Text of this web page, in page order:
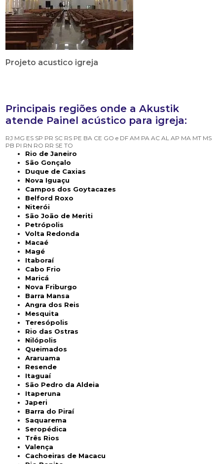
Projeto acustico igreja
Principais regiões onde a Akustik
atende Painel acústico para igreja:
RJ MG ES SP PR SC RS PE BA CE GO e DF AM PA AC AL AP MA MT MS
PB PI RN RO RR SE TO
Rio de Janeiro
São Gonçalo
Duque de Caxias
Nova Iguaçu
Campos dos Goytacazes
Belford Roxo
Niterói
São João de Meriti
Petrópolis
Volta Redonda
Macaé
Magé
Itaboraí
Cabo Frio
Maricá
Nova Friburgo
Barra Mansa
Angra dos Reis
Mesquita
Teresópolis
Rio das Ostras
Nilópolis
Queimados
Araruama
Resende
Itaguaí
São Pedro da Aldeia
Itaperuna
Japeri
Barra do Piraí
Saquarema
Seropédica
Três Rios
Valença
Cachoeiras de Macacu